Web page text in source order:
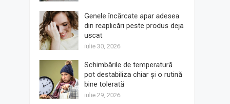
Genele încărcate apar adesea
din reaplicări peste produs deja
uscat
iulie 30, 2026
Schimbările de temperatură
pot destabiliza chiar și o rutină
bine tolerată
iulie 29, 2026